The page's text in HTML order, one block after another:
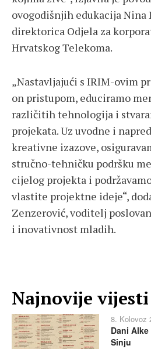
ovogodišnjih edukacija Nina
direktorica Odjela za
Hrvatskog Telekoma.
„Nastavljajući s IRIM-ovim
on pristupom, educiramo
različitih tehnologija i
projekata. Uz uvodne i
kreativne izazove,
stručno-tehničku podršku
cijelog projekta i
vlastite projektne ideje“,
Zenzerović, voditelj
i inovativnost mladih.
Najnovije vijesti
8. Kolovoz
Dani
Sinju